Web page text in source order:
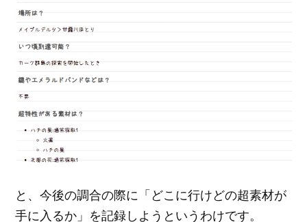
と、今後の調合の際に「どこに行けどの超素材が
手に入るか」を記録しようというわけです。